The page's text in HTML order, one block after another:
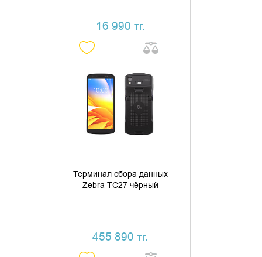
16 990 тг.
Терминал сбора данных
Zebra TC27 чёрный
455 890 тг.
ДОБАВИТЬ В КОРЗИНУ
КУПИТЬ В 1 КЛИК